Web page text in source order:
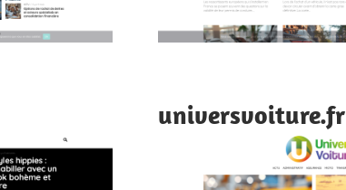
universvoiture.fr